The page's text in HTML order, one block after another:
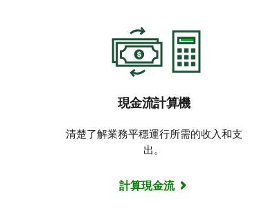
現金流計算機
清楚了解業務平穩運行所需的收入和支
出。
計算現金流